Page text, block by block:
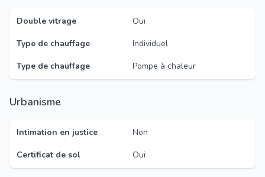
Double vitrage
Oui
Type de chauffage
Individuel
Type de chauffage
Pompe à chaleur
Urbanisme
Intimation en justice
Non
Certificat de sol
Oui